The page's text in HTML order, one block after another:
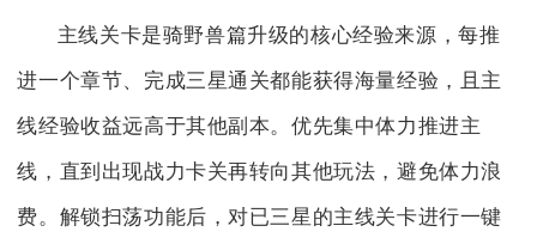
主线关卡是骑野兽篇升级的核心经验来源，每推
进一个章节、完成三星通关都能获得海量经验，且主
线经验收益远高于其他副本。优先集中体力推进主
线，直到出现战力卡关再转向其他玩法，避免体力浪
费。解锁扫荡功能后，对已三星的主线关卡进行一键